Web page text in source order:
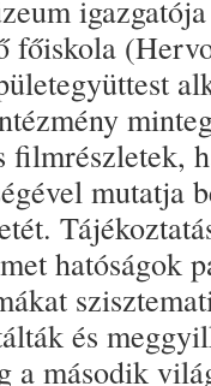
főiskola
filmrészletek,
mutatja
hatóságok
és
a második